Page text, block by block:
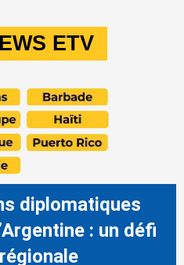
ETV
diplomatiques
: un défi